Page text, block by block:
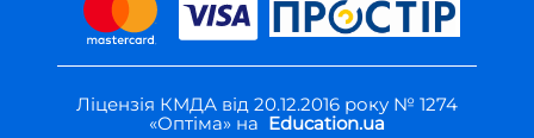
Ліцензія КМДА від 20.12.2016 року № 1274
«Оптіма» на Education.ua